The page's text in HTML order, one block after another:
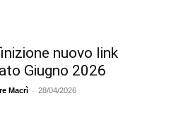
nuovo link
Giugno 2026
Macrì - 28/04/2026